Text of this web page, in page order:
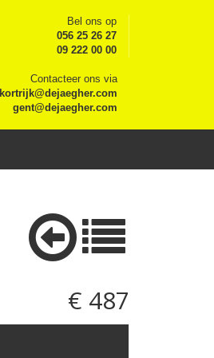
Bel ons op
056 25 26 27
09 222 00 00
Contacteer ons via
kortrijk@dejaegher.com
gent@dejaegher.com
€ 487